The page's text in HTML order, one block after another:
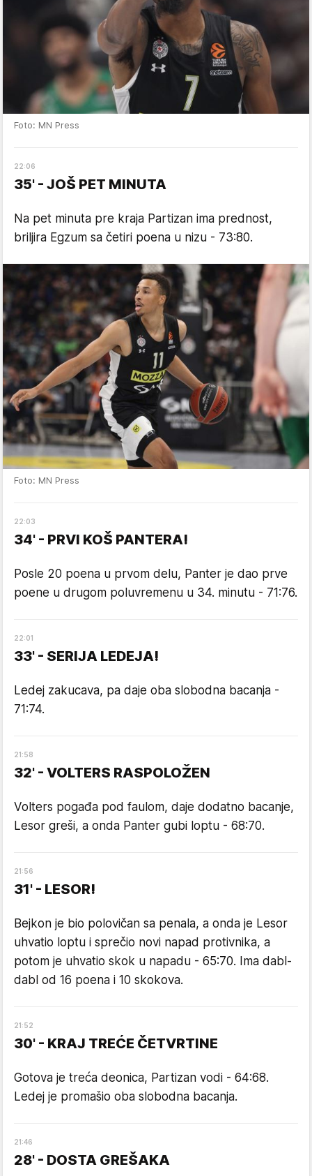
Foto: MN Press
22:06
35' - JOŠ PET MINUTA
Na pet minuta pre kraja Partizan ima prednost,
briljira Egzum sa četiri poena u nizu - 73:80.
Foto: MN Press
22:03
34' - PRVI KOŠ PANTERA!
Posle 20 poena u prvom delu, Panter je dao prve
poene u drugom poluvremenu u 34. minutu - 71:76.
22:01
33' - SERIJA LEDEJA!
Ledej zakucava, pa daje oba slobodna bacanja -
71:74.
21:58
32' - VOLTERS RASPOLOŽEN
Volters pogađa pod faulom, daje dodatno bacanje,
Lesor greši, a onda Panter gubi loptu - 68:70.
21:56
31' - LESOR!
Bejkon je bio polovičan sa penala, a onda je Lesor
uhvatio loptu i sprečio novi napad protivnika, a
potom je uhvatio skok u napadu - 65:70. Ima dabl-
dabl od 16 poena i 10 skokova.
21:52
30' - KRAJ TREĆE ČETVRTINE
Gotova je treća deonica, Partizan vodi - 64:68.
Ledej je promašio oba slobodna bacanja.
21:46
28' - DOSTA GREŠAKA